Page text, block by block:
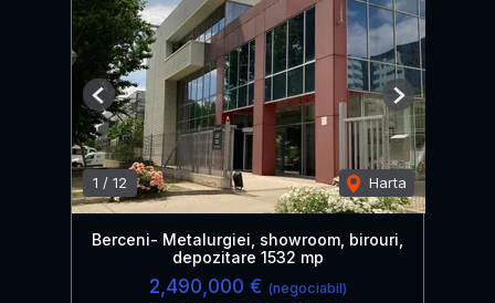
1 / 12 Harta
Previous Next
Berceni- Metalurgiei, showroom, birouri,
depozitare 1532 mp
2,490,000 € (negociabil)